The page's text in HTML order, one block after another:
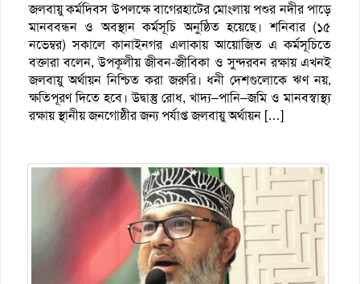
জলবায়ু কর্মদিবস উপলক্ষে বাগেরহাটের মোংলায় পশুর নদীর পাড়ে
মানববন্ধন ও অবস্থান কর্মসূচি অনুষ্ঠিত হয়েছে। শনিবার (১৫
নভেম্বর) সকালে কানাইনগর এলাকায় আয়োজিত এ কর্মসূচিতে
বক্তারা বলেন, উপকূলীয় জীবন-জীবিকা ও সুন্দরবন রক্ষায় এখনই
জলবায়ু অর্থায়ন নিশ্চিত করা জরুরি। ধনী দেশগুলোকে ঋণ নয়,
ক্ষতিপূরণ দিতে হবে। উদ্বাস্তু রোধ, খাদ্য–পানি–জমি ও মানবস্বাস্থ্য
রক্ষায় স্থানীয় জনগোষ্ঠীর জন্য পর্যাপ্ত জলবায়ু অর্থায়ন […]